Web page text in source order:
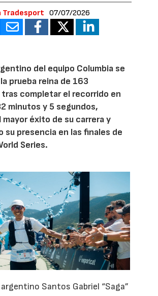
Tradesport 07/07/2026
del equipo Columbia se
prueba reina de 163
completar el recorrido en
minutos y 5 segundos,
mayor éxito de su carrera y
su presencia en las finales de
Series.
Santos Gabriel “Saga”